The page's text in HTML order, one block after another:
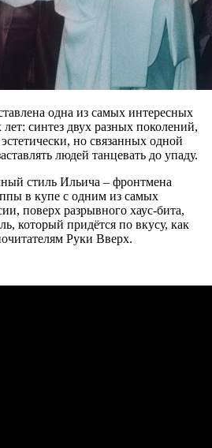
одна из самых интересных
синтез двух разных поколений,
но связанных одной
людей танцевать до упаду.
стиль Ильича – фронтмена
в купе с одним из самых
поверх разрывного хаус-бита,
который придётся по вкусу, как
Руки Вверх.